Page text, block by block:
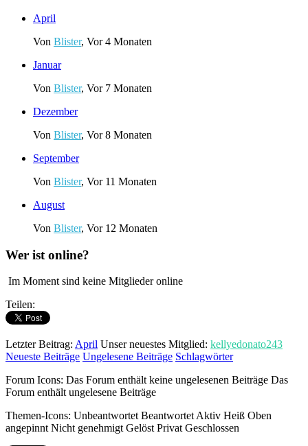
April
Von Blister, Vor 4 Monaten
Januar
Von Blister, Vor 7 Monaten
Dezember
Von Blister, Vor 8 Monaten
September
Von Blister, Vor 11 Monaten
August
Von Blister, Vor 12 Monaten
Wer ist online?
Im Moment sind keine Mitglieder online
Teilen:
Letzter Beitrag: April Unser neuestes Mitglied: kellyedonato243
Neueste Beiträge Ungelesene Beiträge Schlagwörter
Forum Icons: Das Forum enthält keine ungelesenen Beiträge Das
Forum enthält ungelesene Beiträge
Themen-Icons: Unbeantwortet Beantwortet Aktiv Heiß Oben
angepinnt Nicht genehmigt Gelöst Privat Geschlossen